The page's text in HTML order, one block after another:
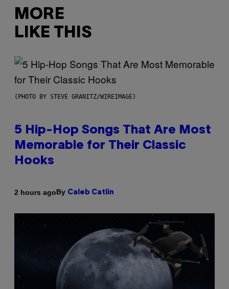
MORE
LIKE THIS
(PHOTO BY STEVE GRANITZ/WIREIMAGE)
5 Hip-Hop Songs That Are Most
Memorable for Their Classic
Hooks
2 hours agoBy Caleb Catlin